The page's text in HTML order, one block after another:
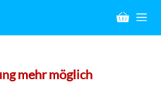
mehr möglich